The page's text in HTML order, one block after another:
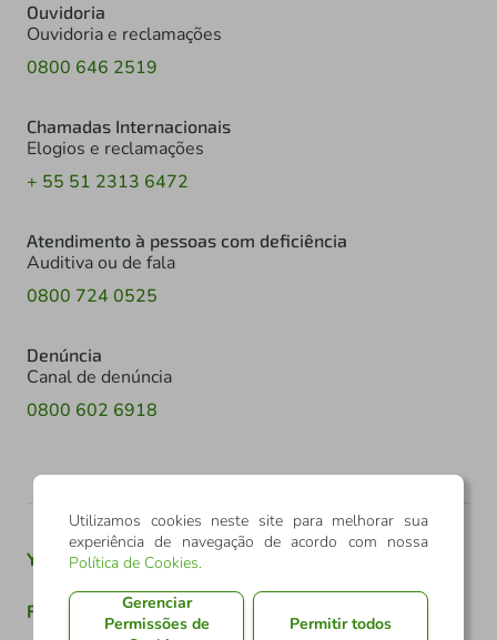
Ouvidoria
Ouvidoria e reclamações
0800 646 2519
Chamadas Internacionais
Elogios e reclamações
+ 55 51 2313 6472
Atendimento à pessoas com deficiência
Auditiva ou de fala
0800 724 0525
Denúncia
Canal de denúncia
0800 602 6918
Youtube Twitter
Facebook TikTok
Utilizamos cookies neste site para melhorar sua
experiência de navegação de acordo com nossa
Política de Cookies.
Gerenciar
Permissões de
Permitir todos